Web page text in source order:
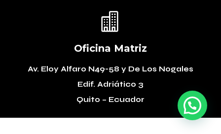

Oficina Matriz
Av. Eloy Alfaro N49-58 y De Los Nogales
Edif. Adriático 3
Quito – Ecuador